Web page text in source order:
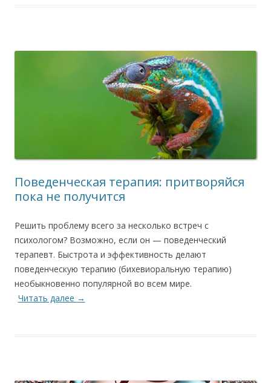
Поведенческая терапия: притворяйся
пока не получится
Решить проблему всего за несколько встреч с
психологом? Возможно, если он — поведенческий
терапевт. Быстрота и эффективность делают
поведенческую терапию (бихевиоральную терапию)
необыкновенно популярной во всем мире.
Читать далее →